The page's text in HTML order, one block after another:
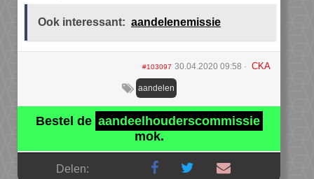
Ook interessant: aandelenemissie
#103097 30.04.2020 09:58 CKA
aandelen
Bestel de aandeelhouderscommissie
mok.
Delen: